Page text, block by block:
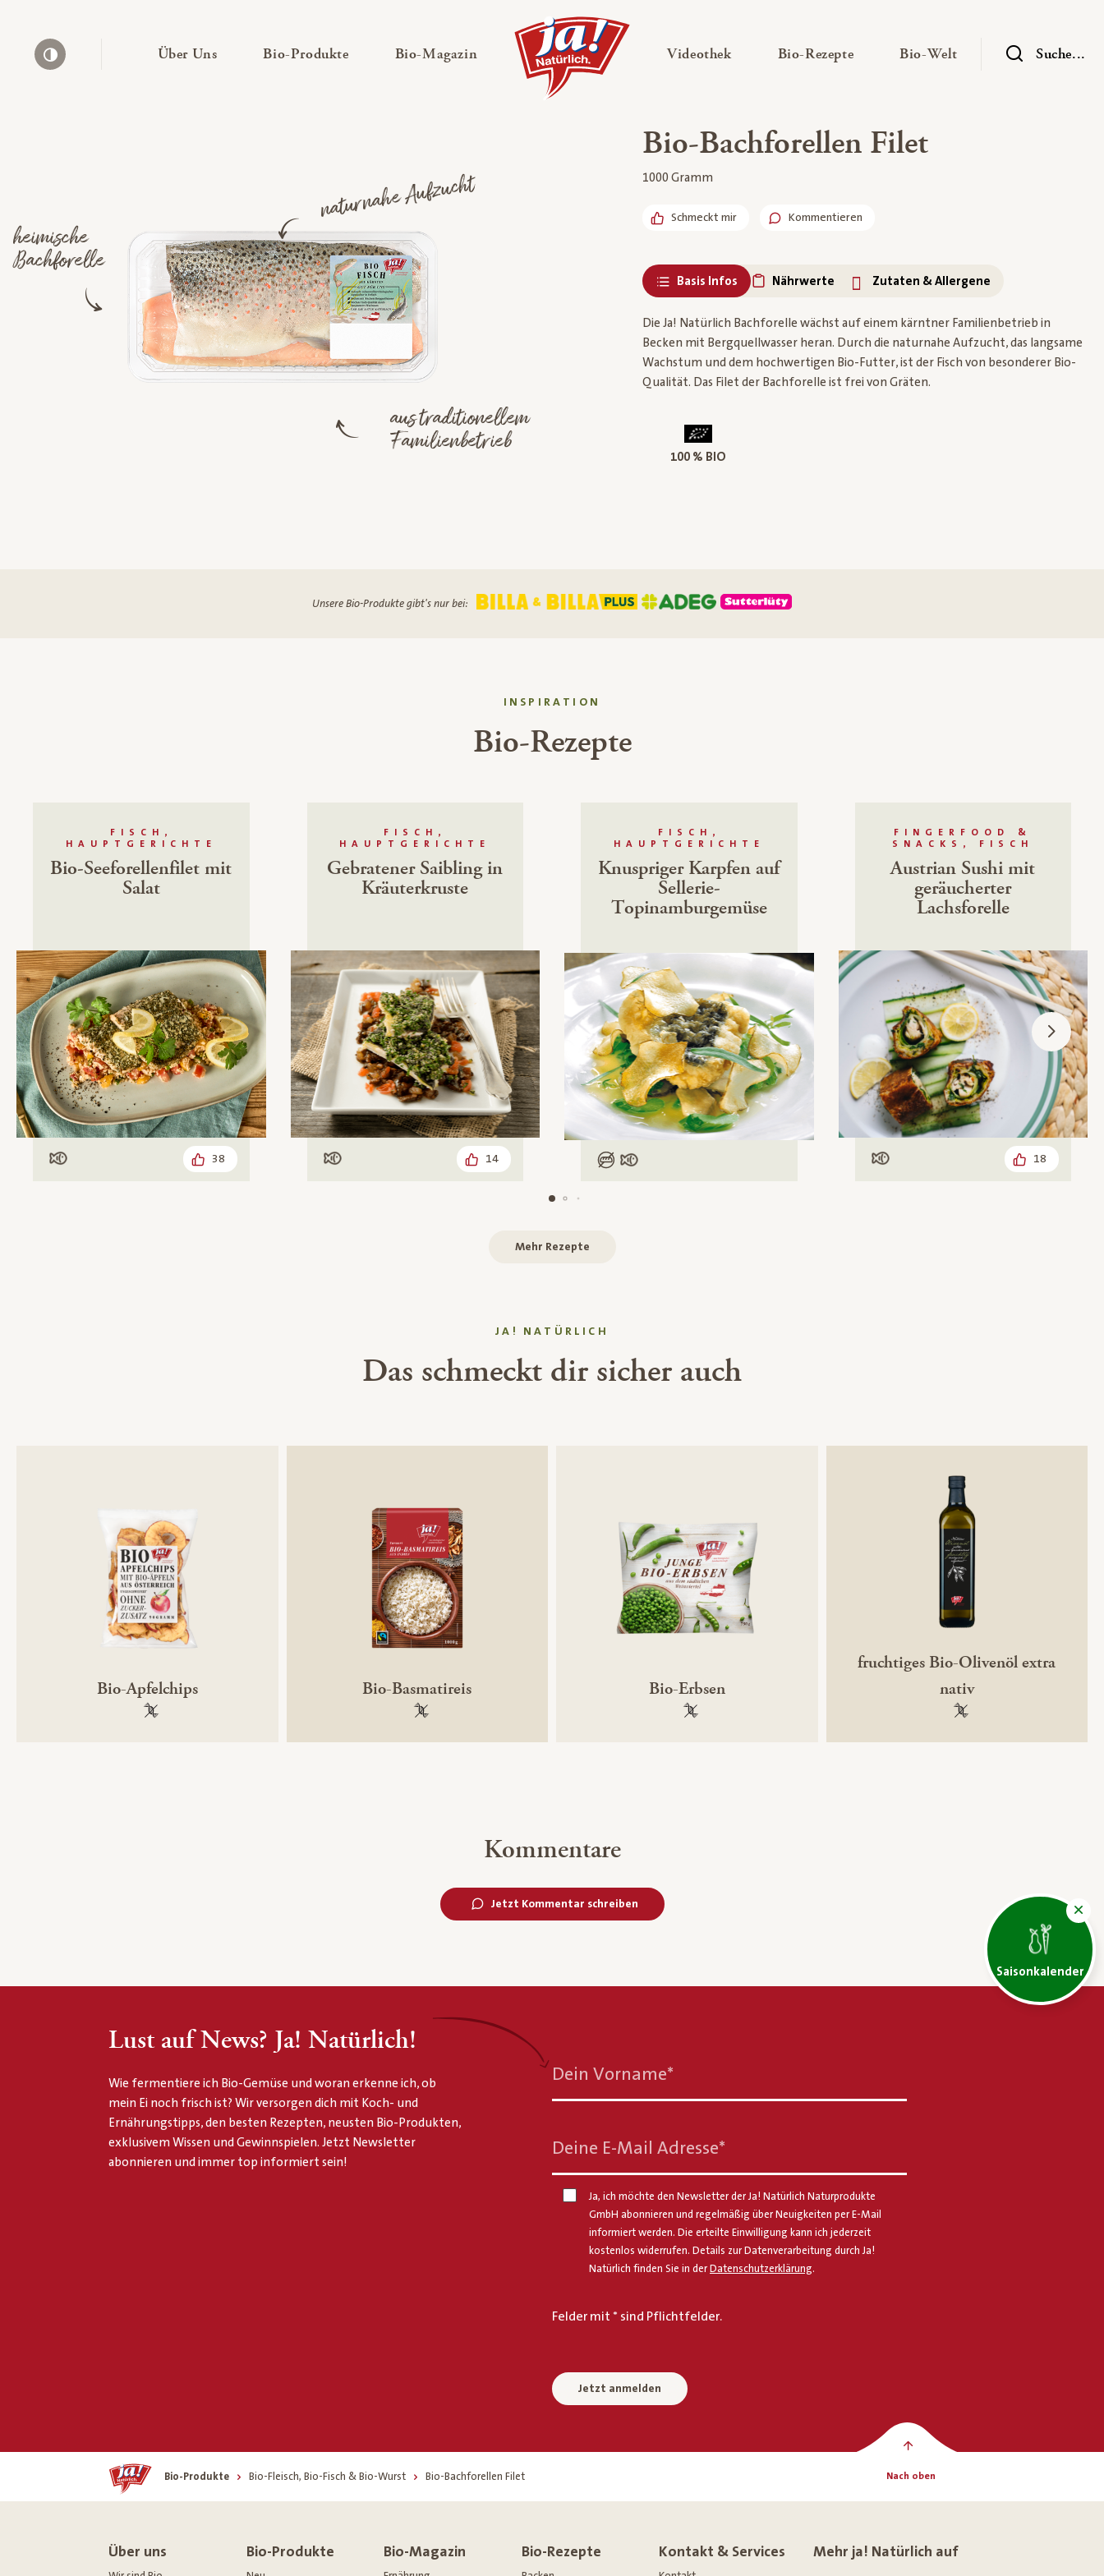
Über Uns— Untermenü ausklappen
Bio-Produkte— Untermenü ausklappen
Bio-Magazin — Untermenü ausklappen Videothek— Untermenü ausklappen
Bio-Rezepte— Untermenü ausklappen
Bio-Welt — UntermenüSuche...
Saisonkalender
heimische
Bachforelle
naturnahe Aufzucht
aus traditionellem
Familienbetrieb
Bio-Bachforellen Filet
1000 Gramm
Schmeckt mir Kommentieren
Basis Infos Nährwerte Zutaten & Allergene
Die Ja! Natürlich Bachforelle wächst auf einem kärntner Familienbetrieb in
Becken mit Bergquellwasser heran. Durch die naturnahe Aufzucht, das langsame
Wachstum und dem hochwertigen Bio-Futter, ist der Fisch von besonderer Bio-
Qualität. Das Filet der Bachforelle ist frei von Gräten.
100 % BIO
Unsere Bio-Produkte gibt's nur bei:
INSPIRATION
Bio-Rezepte
FISCH,
HAUPTGERICHTE
Bio-Seeforellenfilet mit
Salat
Mit Fisch 38
FISCH,
HAUPTGERICHTE
Gebratener Saibling in
Kräuterkruste
Mit Fisch 14
FISCH,
HAUPTGERICHTE
Knuspriger Karpfen auf
Sellerie-
Topinamburgemüse
Low Carb
Mit Fisch
FINGERFOOD &
SNACKS, FISCH
Austrian Sushi mit
geräucherter
Lachsforelle
Mit Fisch 18
Mehr Rezepte
JA! NATÜRLICH
Das schmeckt dir sicher auch
Bio-Apfelchips
100 % gentechnikfrei
Bio-Basmatireis
100 % gentechnikfrei
Bio-Erbsen
100 % gentechnikfrei
fruchtiges Bio-Olivenöl extra
nativ
100 % gentechnikfrei
Kommentare
Jetzt Kommentar schreiben
Lust auf News? Ja! Natürlich!
Wie fermentiere ich Bio-Gemüse und woran erkenne ich, ob
mein Ei noch frisch ist? Wir versorgen dich mit Koch- und
Ernährungstipps, den besten Rezepten, neusten Bio-Produkten,
exklusivem Wissen und Gewinnspielen. Jetzt Newsletter
abonnieren und immer top informiert sein!
Dein Vorname*
Deine E-Mail Adresse*
Ja, ich möchte den Newsletter der Ja! Natürlich Naturprodukte
GmbH abonnieren und regelmäßig über Neuigkeiten per E-Mail
informiert werden. Die erteilte Einwilligung kann ich jederzeit
kostenlos widerrufen. Details zur Datenverarbeitung durch Ja!
Natürlich finden Sie in der Datenschutzerklärung.
Felder mit * sind Pflichtfelder.
Jetzt anmelden
Home
Bio-Produkte Bio-Fleisch, Bio-Fisch & Bio-Wurst Bio-Bachforellen Filet Nach oben
Über uns Bio-Produkte Bio-Magazin Bio-Rezepte Kontakt & Services Mehr ja! Natürlich auf